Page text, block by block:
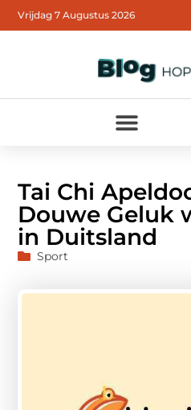
Vrijdag 7 Augustus 2026
Tai Chi
Douwe Geluk
in Duitsland
Sport